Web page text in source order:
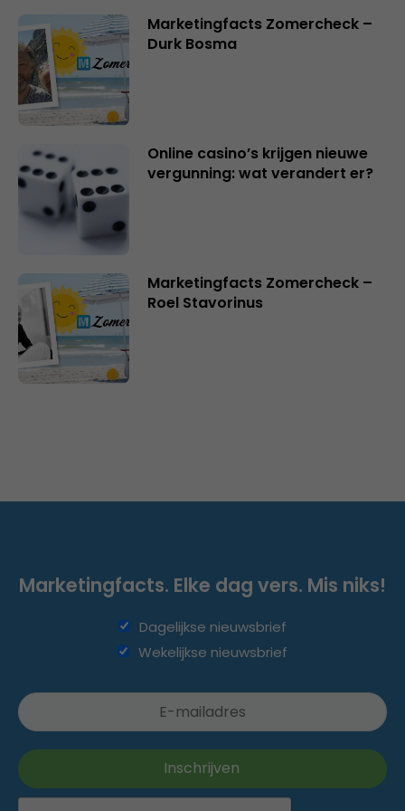
Marketingfacts Zomercheck –
Durk Bosma
Online casino’s krijgen nieuwe
vergunning: wat verandert er?
Marketingfacts Zomercheck –
Roel Stavorinus
Marketingfacts. Elke dag vers. Mis niks!
Dagelijkse nieuwsbrief
Wekelijkse nieuwsbrief